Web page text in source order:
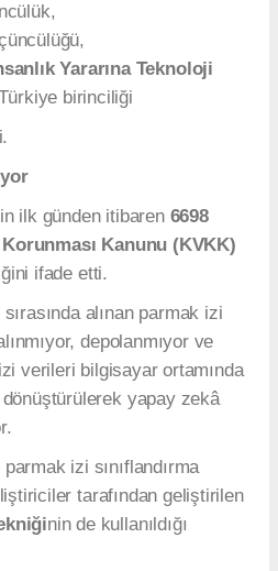
Yararına Teknoloji
birinciliği
ilk günden itibaren 6698
Kanunu (KVKK)
ifade etti.
alınan parmak izi
depolanmıyor ve
verileri bilgisayar ortamında
yapay zekâ
izi sınıflandırma
tarafından geliştirilen
nin de kullanıldığı